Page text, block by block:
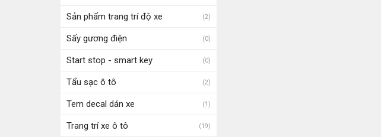
Sản phẩm trang trí độ xe (2)
Sấy gương điện (0)
Start stop - smart key (0)
Tẩu sạc ô tô (2)
Tem decal dán xe (1)
Trang trí xe ô tô (19)